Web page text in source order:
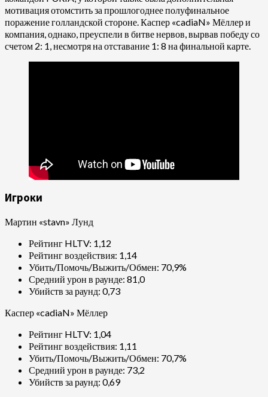
мотивация отомстить за прошлогоднее полуфинальное
поражение голландской стороне. Каспер «cadiaN» Мёллер и
компания, однако, преуспели в битве нервов, вырвав победу со
счетом 2: 1, несмотря на отставание 1: 8 на финальной карте.
Игроки
Мартин «stavn» Лунд
Рейтинг HLTV: 1,12
Рейтинг воздействия: 1,14
Убить/Помочь/Выжить/Обмен: 70,9%
Средний урон в раунде: 81,0
Убийств за раунд: 0,73
Каспер «cadiaN» Мёллер
Рейтинг HLTV: 1,04
Рейтинг воздействия: 1,11
Убить/Помочь/Выжить/Обмен: 70,7%
Средний урон в раунде: 73,2
Убийств за раунд: 0,69